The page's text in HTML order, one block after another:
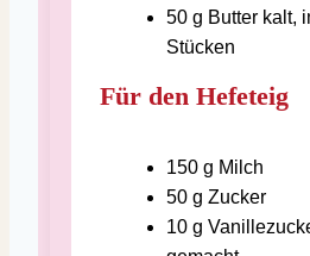
50 g Butter kalt,
Stücken
Für den Hefeteig
150 g Milch
50 g Zucker
10 g